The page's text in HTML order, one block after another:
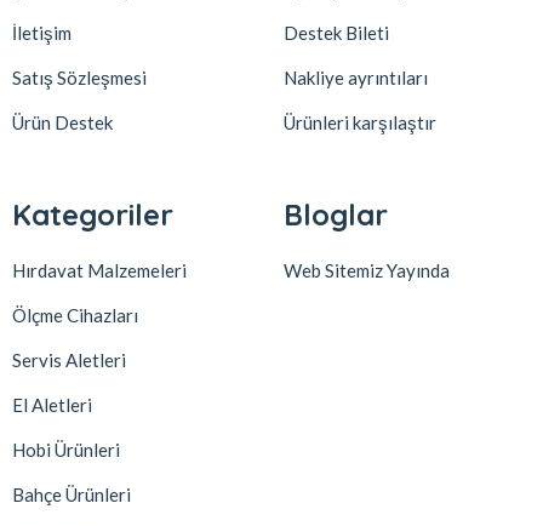
İletişim
Satış Sözleşmesi
Ürün Destek
Destek Bileti
Nakliye ayrıntıları
Ürünleri karşılaştır
Kategoriler
Hırdavat Malzemeleri
Ölçme Cihazları
Servis Aletleri
El Aletleri
Hobi Ürünleri
Bahçe Ürünleri
Bloglar
Web Sitemiz Yayında